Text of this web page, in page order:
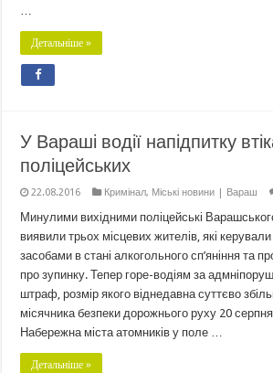
…
Детальніше »
У Вараші водії напідпитку
поліцейських
22.08.2016 Кримінал, Міські новини | Вараш
Минулими вихідними поліцейські Варашського
виявили трьох місцевих жителів, які
засобами в стані алкогольного сп’яніння та
про зупинку. Тепер горе-водіям за
штраф, розмір якого віднедавна суттєво
місячника безпеки дорожнього руху 20
Набережна міста атомників у поле …
Детальніше »